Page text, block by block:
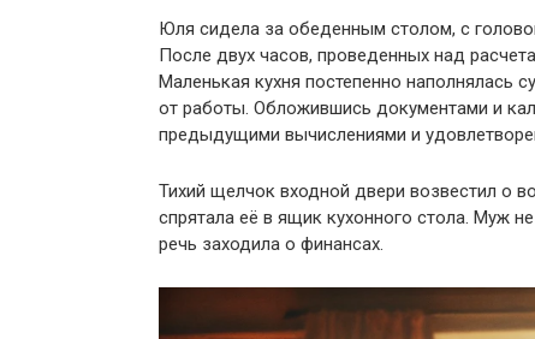
Юля сидела за обеденным столом, с
После двух часов, проведенных над
Маленькая кухня постепенно наполнялась
от работы. Обложившись документами и
предыдущими вычислениями и
Тихий щелчок входной двери возвестил о
спрятала её в ящик кухонного стола. Муж
речь заходила о финансах.